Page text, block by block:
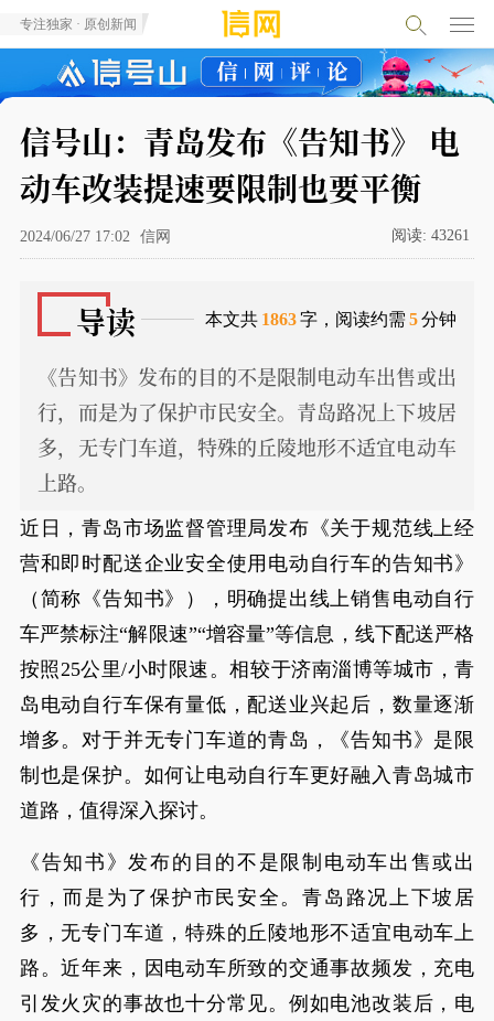
专注独家 · 原创新闻
信号山：青岛发布《告知书》 电
动车改装提速要限制也要平衡
2024/06/27 17:02 信网 阅读: 43261
导读 本文共 1863字，阅读约需 5分钟
《告知书》发布的目的不是限制电动车出售或出
行，而是为了保护市民安全。青岛路况上下坡居
多，无专门车道，特殊的丘陵地形不适宜电动车
上路。
近日，青岛市场监督管理局发布《关于规范线上经
营和即时配送企业安全使用电动自行车的告知书》
（简称《告知书》），明确提出线上销售电动自行
车严禁标注“解限速”“增容量”等信息，线下配送严格
按照25公里/小时限速。相较于济南淄博等城市，青
岛电动自行车保有量低，配送业兴起后，数量逐渐
增多。对于并无专门车道的青岛，《告知书》是限
制也是保护。如何让电动自行车更好融入青岛城市
道路，值得深入探讨。
《告知书》发布的目的不是限制电动车出售或出
行，而是为了保护市民安全。青岛路况上下坡居
多，无专门车道，特殊的丘陵地形不适宜电动车上
路。近年来，因电动车所致的交通事故频发，充电
引发火灾的事故也十分常见。例如电池改装后，电